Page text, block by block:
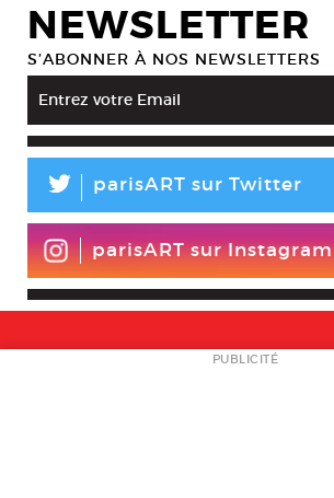
NEWSLETTER
S’ABONNER À NOS NEWSLETTERS
L parisART sur Twitter
parisART sur Instagram
NEWSLETTER
PUBLICITÉ